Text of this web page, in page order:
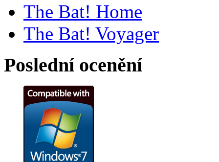
The Bat! Home
The Bat! Voyager
Poslední ocenění